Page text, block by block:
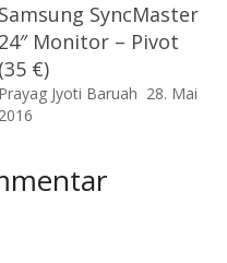
Samsung SyncMaster
24″ Monitor – Pivot
(35 €)
Prayag Jyoti Baruah 28. Mai
2016